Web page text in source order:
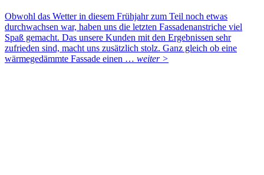
Obwohl das Wetter in diesem Frühjahr zum Teil noch etwas
durchwachsen war, haben uns die letzten Fassadenanstriche viel
Spaß gemacht. Das unsere Kunden mit den Ergebnissen sehr
zufrieden sind, macht uns zusätzlich stolz. Ganz gleich ob eine
wärmegedämmte Fassade einen … weiter >